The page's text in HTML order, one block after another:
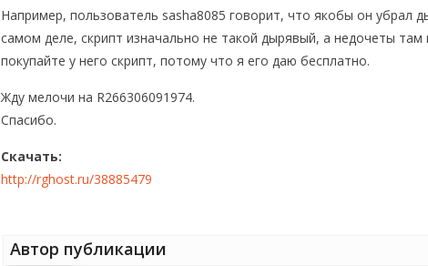
Например, пользователь sasha8085 говорит, что якобы он убрал
самом деле, скрипт изначально не такой дырявый, а недочеты
покупайте у него скрипт, потому что я его даю бесплатно.
Жду мелочи на R266306091974.
Спасибо.
Скачать:
http://rghost.ru/38885479
Автор публикации